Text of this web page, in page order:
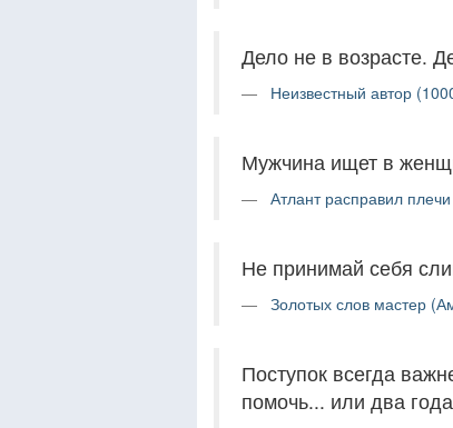
Дело не в возрасте.
Неизвестный автор
Мужчина ищет в
Атлант расправил
Не принимай себя
Золотых слов мастер
Поступок всегда
помочь... или два